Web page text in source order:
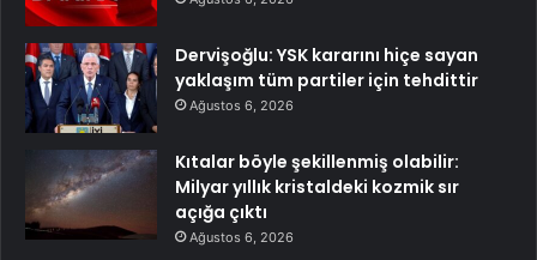
Dervişoğlu: YSK kararını hiçe sayan
yaklaşım tüm partiler için tehdittir
Ağustos 6, 2026
Kıtalar böyle şekillenmiş olabilir:
Milyar yıllık kristaldeki kozmik sır
açığa çıktı
Ağustos 6, 2026